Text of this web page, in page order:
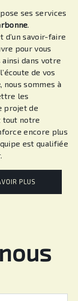
ses services
.
d’un savoir-faire
pour vous
ainsi dans votre
de vos
, nous sommes à
les
projet de
tout notre
encore plus
est qualifiée
PLUS